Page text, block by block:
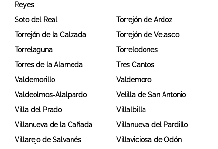
Reyes
Soto del Real
Torrejón de Ardoz
Torrejón de la Calzada
Torrejón de Velasco
Torrelaguna
Torrelodones
Torres de la Alameda
Tres Cantos
Valdemorillo
Valdemoro
Valdeolmos-Alalpardo
Velilla de San Antonio
Villa del Prado
Villalbilla
Villanueva de la Cañada
Villanueva del Pardillo
Villarejo de Salvanés
Villaviciosa de Odón